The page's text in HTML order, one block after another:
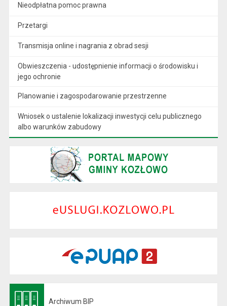
Nieodpłatna pomoc prawna
Przetargi
Transmisja online i nagrania z obrad sesji
Obwieszczenia - udostępnienie informacji o środowisku i
jego ochronie
Planowanie i zagospodarowanie przestrzenne
Wniosek o ustalenie lokalizacji inwestycji celu publicznego
albo warunków zabudowy
Archiwum BIP